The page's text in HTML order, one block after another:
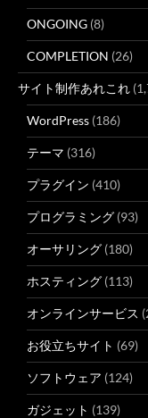
ONGOING (8)
COMPLETION (26)
サイト制作あれこれ
WordPress (186)
テーマ (316)
プラグイン (410)
プログラミング (93)
オーサリング (180)
ホスティング (113)
オンラインサービス
お役立ちサイト (69)
ソフトウェア (124)
ガジェット (139)